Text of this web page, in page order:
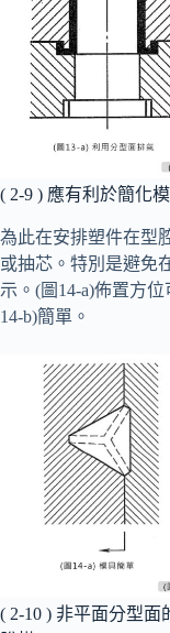
( 2-9 ) 應有利於簡化
為此在安排塑件在型
或抽芯。特別是避免
示。(圖14-a)佈置方
14-b)簡單。
( 2-10 ) 非平面分型